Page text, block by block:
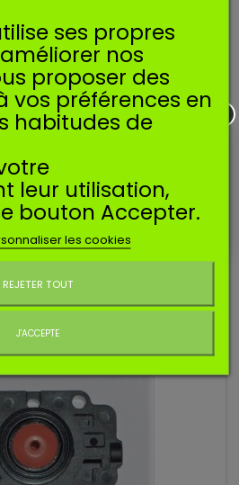
SPREPM
PETIT MODÈLE
carburateur Walbro et autres.
1,29 €
Ajouter au panier
ses propres
nos
proposer des
vos préférences en
habitudes de
leur utilisation,
bouton Accepter.
les cookies
REJETER TOUT
J'ACCEPTE